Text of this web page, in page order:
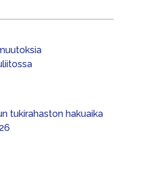
tukirahaston hakuaika